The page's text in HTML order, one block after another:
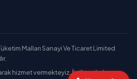
Malları Sanayi Ve Ticaret Limited
hizmet vermekteyiz. İlgili markaların